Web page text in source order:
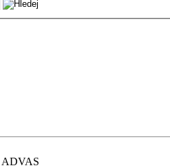
ADVAS